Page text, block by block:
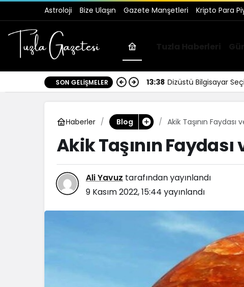
Astroloji Bize Ulaşın Gazete Manşetleri Kripto Para
SON GELIŞMELER 13:38 Dizüstü Bilgisayar
Haberler Blog Akik Taşının Faydası
Akik Taşının
Ali Yavuz tarafından yayınlandı
9 Kasım 2022, 15:44 yayınlandı